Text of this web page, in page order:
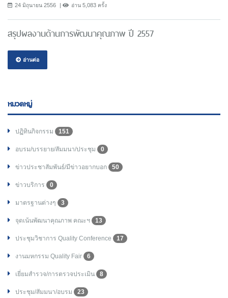
24 มิถุนายน 2556 อ่าน 5,083 ครั้ง
สรุปผลงานด้านการพัฒนาคุณภาพ ปี 2557
อ่านต่อ
หมวดหมู่
ปฏิทินกิจกรรม 151
อบรม/บรรยาย/สัมมนา/ประชุม 0
ข่าวประชาสัมพันธ์/มีข่าวอยากบอก 50
ข่าวบริการ 0
มาตรฐานต่างๆ 3
จุดเน้นพัฒนาคุณภาพ คณะฯ 13
ประชุมวิชาการ Quality Conference 17
งานมหกรรม Quality Fair 6
เยี่ยมสำรวจ/การตรวจประเมิน 8
ประชุม/สัมมนา/อบรม 23